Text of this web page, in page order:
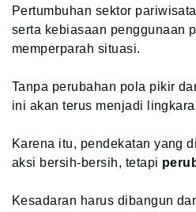
Pertumbuhan sektor
serta kebiasaan penggunaan
memperparah situasi.
Tanpa perubahan pola pikir
ini akan terus menjadi
Karena itu, pendekatan yang
aksi bersih-bersih, tetapi
Kesadaran harus dibangun